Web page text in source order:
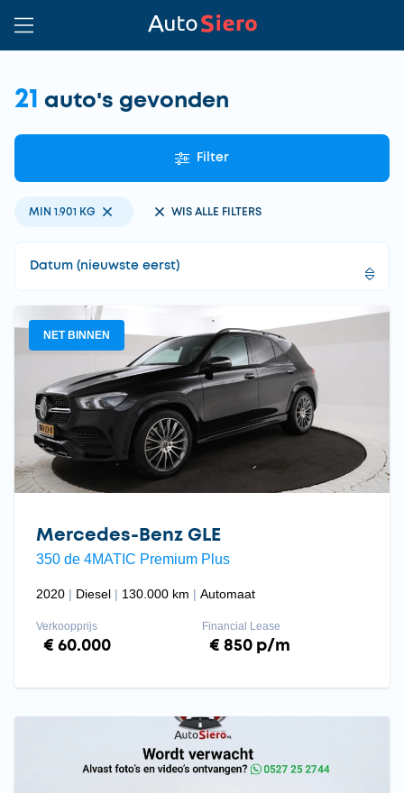
21 auto's gevonden
Filter
MIN 1.901 KG WIS ALLE FILTERS
NET BINNEN
Mercedes-Benz GLE
350 de 4MATIC Premium Plus
2020 Diesel 130.000 km Automaat
Verkoopprijs
€ 60.000
Financial Lease
€ 850 p/m